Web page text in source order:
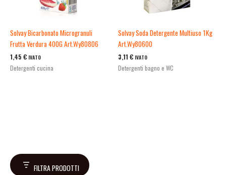
FILTRA PRODOTTI
Solvay Bicarbonato Microgranuli
Frutta Verdura 400G Art.Wy80806
1,45 € IVATO
Detergenti cucina
Solvay Soda Detergente Multiuso 1Kg
Art.Wy80600
3,11 € IVATO
Detergenti bagno e WC